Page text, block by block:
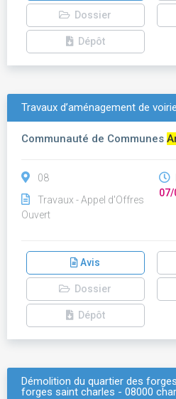
Dossier
Dépôt
Travaux d’aménagement de
Communauté de Communes
08
Travaux - Appel d'Offres
Ouvert
07/
Avis
Dossier
Dépôt
Démolition du quartier des
forges saint charles - 08000